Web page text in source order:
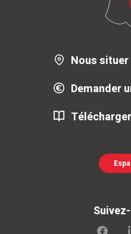
Nous situer
Demander